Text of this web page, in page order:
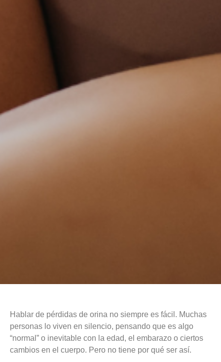
Hablar de pérdidas de orina no siempre es fácil. Muchas
personas lo viven en silencio, pensando que es algo
“normal” o inevitable con la edad, el embarazo o ciertos
cambios en el cuerpo. Pero no tiene por qué ser así.